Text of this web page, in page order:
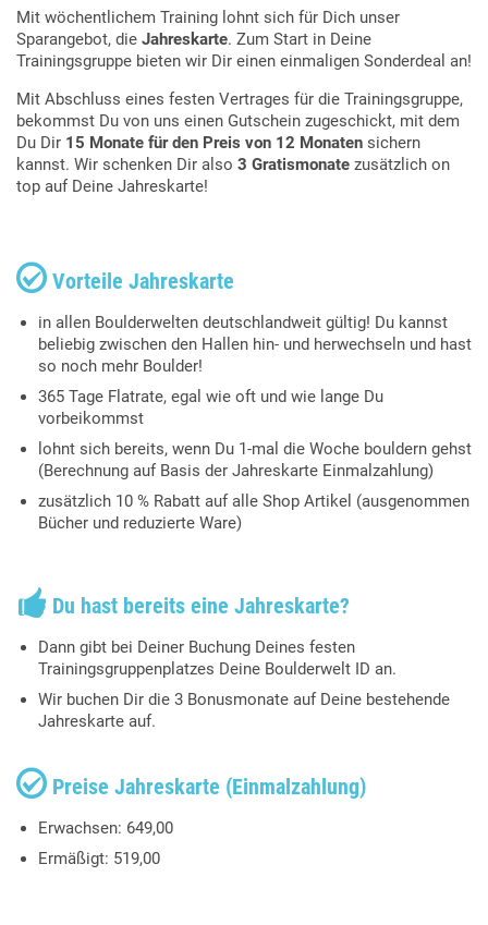
Mit wöchentlichem Training lohnt sich für Dich unser
Sparangebot, die Jahreskarte. Zum Start in Deine
Trainingsgruppe bieten wir Dir einen einmaligen Sonderdeal an!
Mit Abschluss eines festen Vertrages für die Trainingsgruppe,
bekommst Du von uns einen Gutschein zugeschickt, mit dem
Du Dir 15 Monate für den Preis von 12 Monaten sichern
kannst. Wir schenken Dir also 3 Gratismonate zusätzlich on
top auf Deine Jahreskarte!
 Vorteile Jahreskarte
in allen Boulderwelten deutschlandweit gültig! Du kannst
beliebig zwischen den Hallen hin- und herwechseln und hast
so noch mehr Boulder!
365 Tage Flatrate, egal wie oft und wie lange Du
vorbeikommst
lohnt sich bereits, wenn Du 1-mal die Woche bouldern gehst
(Berechnung auf Basis der Jahreskarte Einmalzahlung)
zusätzlich 10 % Rabatt auf alle Shop Artikel (ausgenommen
Bücher und reduzierte Ware)
 Du hast bereits eine Jahreskarte?
Dann gibt bei Deiner Buchung Deines festen
Trainingsgruppenplatzes Deine Boulderwelt ID an.
Wir buchen Dir die 3 Bonusmonate auf Deine bestehende
Jahreskarte auf.
 Preise Jahreskarte (Einmalzahlung)
Erwachsen: 649,00
Ermäßigt: 519,00